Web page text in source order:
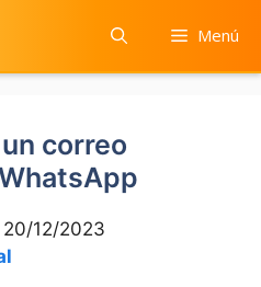
Menú
correo
20/12/2023